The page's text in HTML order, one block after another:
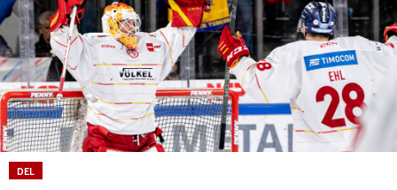
DEL